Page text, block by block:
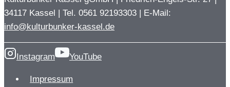
34117 Kassel | Tel. 0561 92193303 | E-Mail:
info@kulturbunker-kassel.de
Instagram YouTube
Impressum